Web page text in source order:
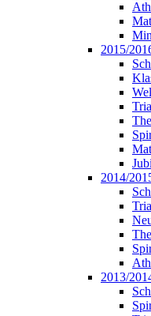
2015/
2014/
2013/